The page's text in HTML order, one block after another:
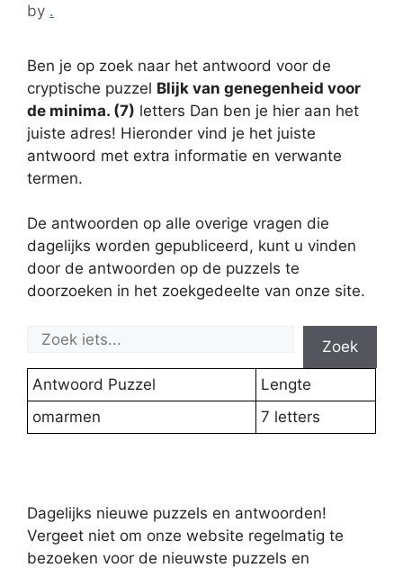
by .
Ben je op zoek naar het antwoord voor de
cryptische puzzel Blijk van genegenheid voor
de minima. (7) letters Dan ben je hier aan het
juiste adres! Hieronder vind je het juiste
antwoord met extra informatie en verwante
termen.
De antwoorden op alle overige vragen die
dagelijks worden gepubliceerd, kunt u vinden
door de antwoorden op de puzzels te
doorzoeken in het zoekgedeelte van onze site.
Zoek
Antwoord Puzzel
Lengte
omarmen
7 letters
Dagelijks nieuwe puzzels en antwoorden!
Vergeet niet om onze website regelmatig te
bezoeken voor de nieuwste puzzels en